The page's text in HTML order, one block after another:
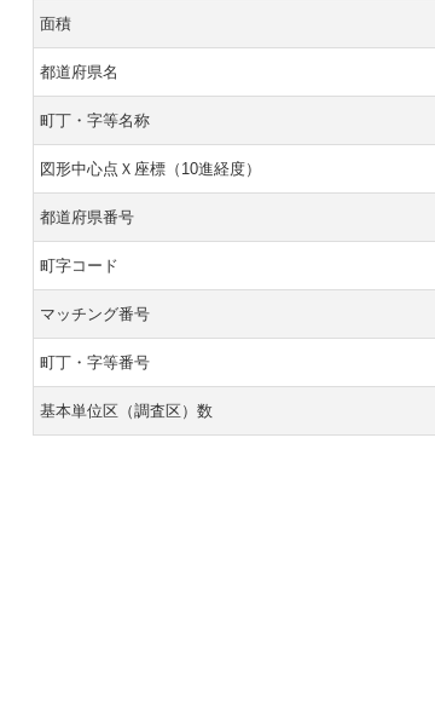
面積
都道府県名
町丁・字等名称
図形中心点Ｘ座標（10進経度）
都道府県番号
町字コード
マッチング番号
町丁・字等番号
基本単位区（調査区）数